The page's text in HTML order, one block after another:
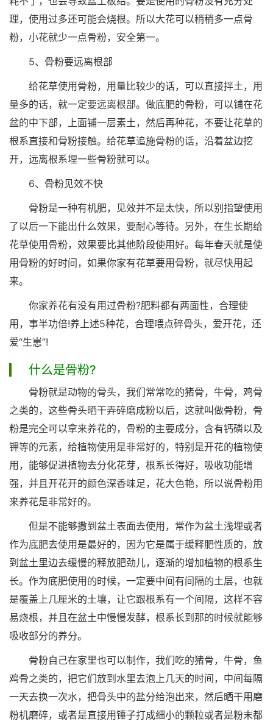
理，使用过多还可能会烧根。所以大花可以稍稍多一点骨
粉，小花就少一点骨粉，安全第一。
5、骨粉要远离根部
给花草使用骨粉，用量比较少的话，可以直接拌土，用
量多的话，就一定要远离根部。做底肥的骨粉，可以铺在花
盆的中下部，上面铺一层素土，然后再种花，不要让花草的
根系直接和骨粉接触。给花草追施骨粉的话，沿着盆边挖
开，远离根系埋一些骨粉就可以。
6、骨粉见效不快
骨粉是一种有机肥，见效并不是太快，所以别指望使用
了以后一下能出什么效果，要耐心等待。另外，在生长期给
花草使用骨粉，效果要比其他阶段使用好。每年春天就是使
用骨粉的好时间，如果你家有花草要用骨粉，就尽快用起
来。
你家养花有没有用过骨粉?肥料都有两面性，合理使
用，事半功倍!养上述5种花，合理喂点碎骨头，爱开花，还
爱“生崽”!
什么是骨粉?
骨粉就是动物的骨头，我们常常吃的猪骨，牛骨，鸡骨
之类的，这些骨头晒干弄碎磨成粉以后，这就叫做骨粉，骨
粉是完全可以拿来养花的，骨粉的主要成分，含有钙磷以及
钾等的元素，给植物使用是非常好的，特别是开花的植物使
用，能够促进植物去分化花芽，根系长得好，吸收功能增
强，并且开花开的颜色深香味足，花大色艳，所以说骨粉用
来养花是非常好的。
但是不能够撒到盆土表面去使用，常作为盆土浅埋或者
作为底肥去使用是最好的，因为它是属于缓释肥性质的，放
到盆土里边去缓慢的释放肥劲儿，逐渐的增加植物的根系生
长。作为底肥使用的时候，一定要中间有间隔的土层，也就
是覆盖上几厘米的土壤，让它跟根系有一个间隔，这样不容
易烧根，并且在盆土中慢慢发酵，根系长到那的时候就能够
吸收部分的养分。
骨粉自己在家里也可以制作，我们吃的猪骨，牛骨，鱼
鸡骨之类的，把它们放到水里去泡上几天的时间，中间每隔
一天去换一次水，把骨头中的盐分给泡出来，然后晒干用磨
粉机磨碎，或者是直接用锤子打成细小的颗粒或者是粉末都